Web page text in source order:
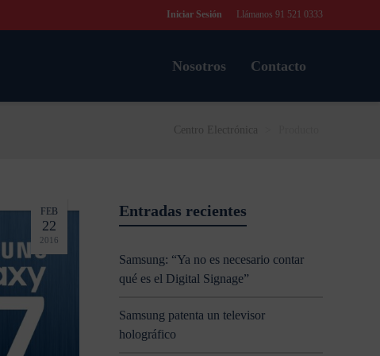
Iniciar Sesión Llámanos 91 521 0333
Nosotros Contacto
Centro Electrónica
FEB
22
2016
Entradas recientes
Samsung: “Ya no es necesario contar
qué es el Digital Signage”
Samsung patenta un televisor
holográfico